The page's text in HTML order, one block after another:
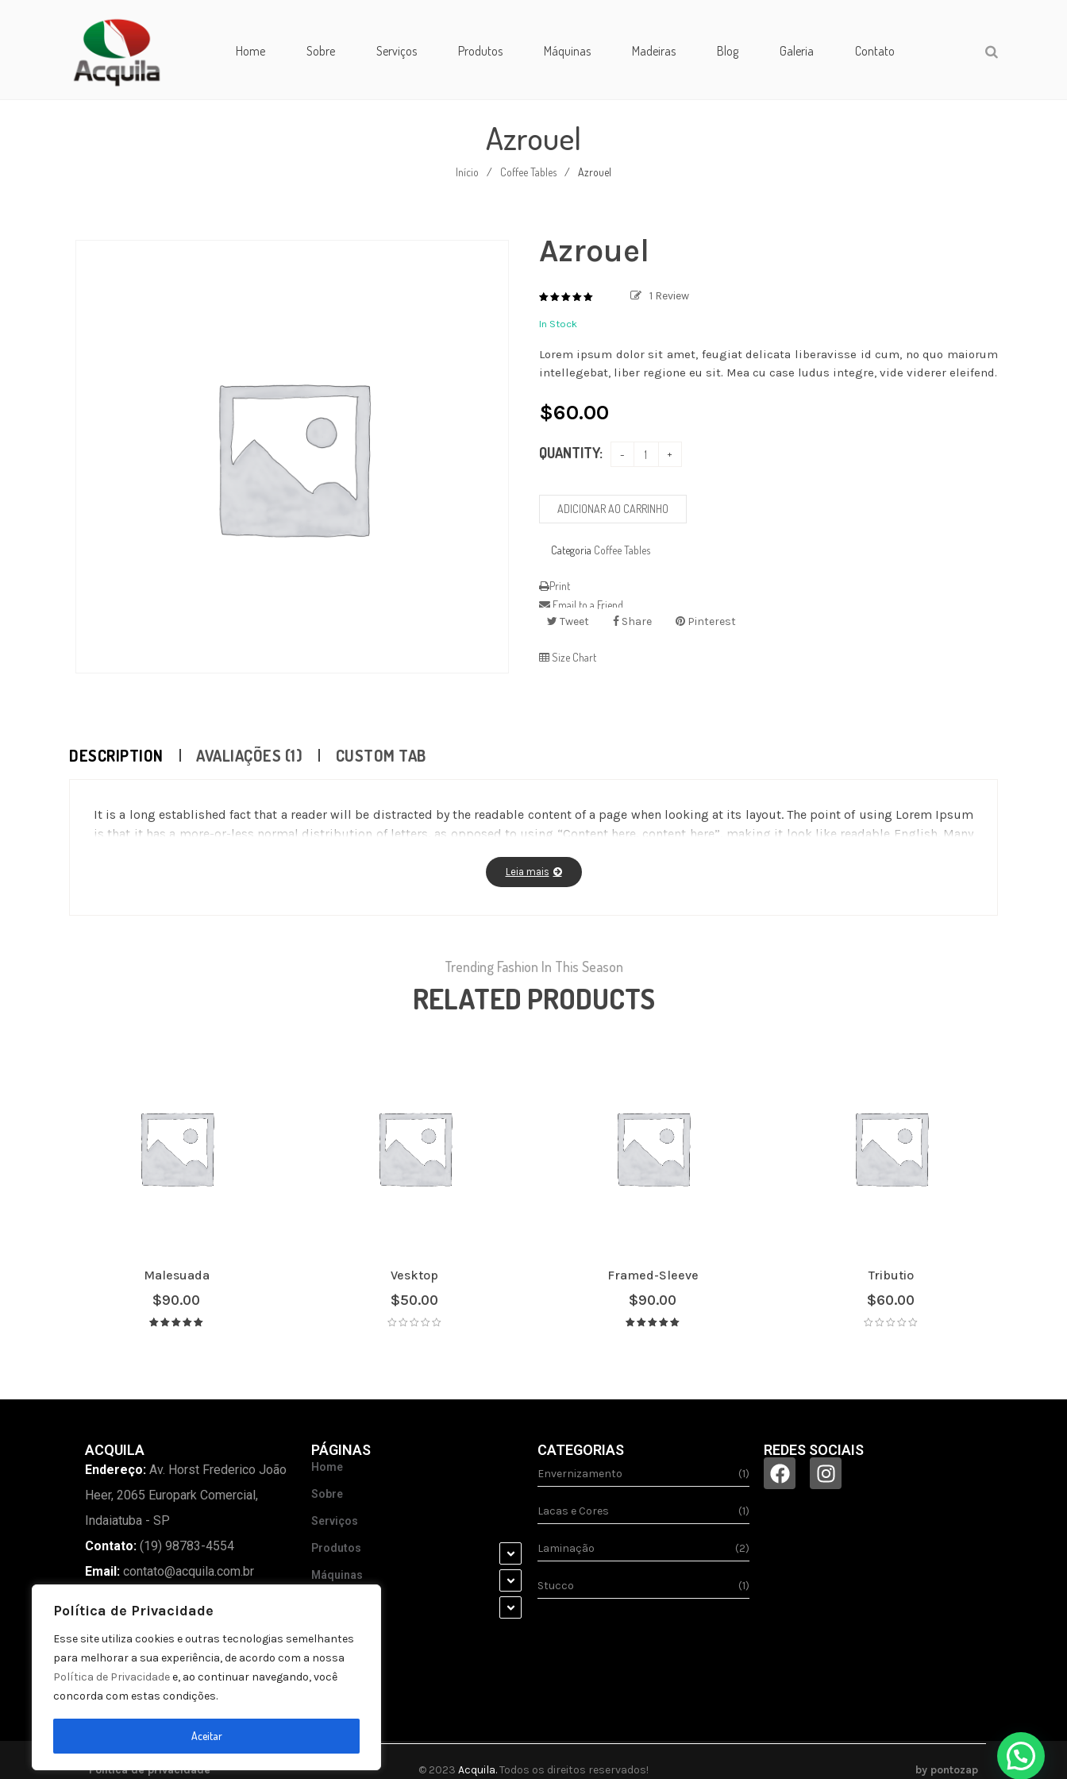
Política de Privacidade
Esse site utiliza cookies e outras tecnologias semelhantes
para melhorar a sua experiência, de acordo com a nossa
Política de Privacidadee, ao continuar navegando, você
concorda com estas condições.
Aceitar
Home Sobre Serviços Produtos Máquinas Madeiras Blog Galeria Contato
Azrouel
Início / Coffee Tables / Azrouel
Azrouel
based
customer
1 Review
In Stock
Lorem ipsum dolor sit amet, feugiat delicata liberavisse id cum, no quo maiorum
intellegebat, liber regione eu sit. Mea cu case ludus integre, vide viderer eleifend.
$60.00
QUANTITY:
ADICIONAR AO CARRINHO
Categoria Coffee Tables
Print
Email to a Friend
Tweet
Share Pinterest
Size Chart
DESCRIPTION AVALIAÇÕES (1) CUSTOM TAB
It is a long established fact that a reader will be distracted by the readable content of a page when looking at its layout. The point of using Lorem Ipsum
is that it has a more-or-less normal distribution of letters, as opposed to using “Content here, content here”, making it look like readable English. Many
many web sites still in their infancy. Various versions have evolved over the years, sometimes by accident, sometimes on purpose (injected humour and
Leia mais
Trending Fashion In This Season
RELATED PRODUCTS
Malesuada
$90.00
Vesktop
$50.00
Framed-Sleeve
$90.00
Tributio
$60.00
ACQUILA
Endereço: Av. Horst Frederico João
Heer, 2065 Europark Comercial,
Indaiatuba - SP
Contato: (19) 98783-4554
Email: contato@acquila.com.br
PÁGINAS
Home
Sobre
Serviços
Produtos
Máquinas
Galeria
Contato
CATEGORIAS
Envernizamento (1)
Lacas e Cores (1)
Laminação (2)
Stucco (1)
REDES SOCIAIS
Política de privacidade © 2023 Acquila.Todos os direitos reservados! by pontozap